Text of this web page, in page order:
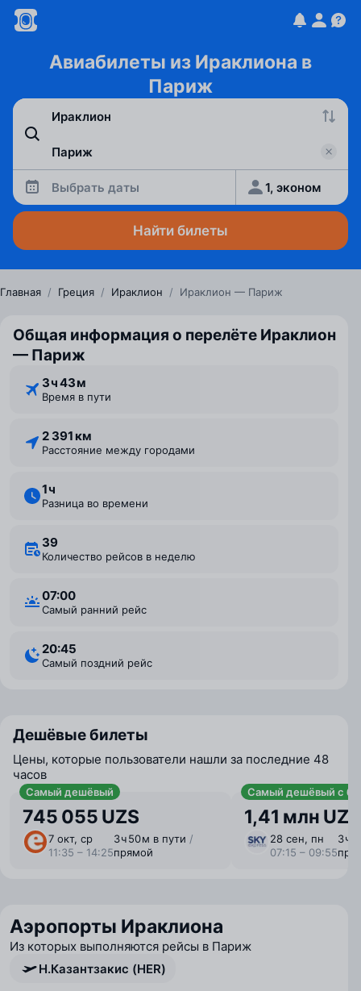
Авиабилеты из Ираклиона в
Париж
Выбрать даты 1, эконом
Найти билеты
Главная / Греция / Ираклион / Ираклион — Париж
Общая информация о перелёте Ираклион
— Париж
3 ⁠ч 43 ⁠м
Время в пути
2 391 км
Расстояние между городами
1 ⁠ч
Разница во времени
39
Количество рейсов в неделю
07:00
Самый ранний рейс
20:45
Самый поздний рейс
Дешёвые билеты
Цены, которые пользователи нашли за последние 48
часов
Самый дешёвый
745 055 UZS
7 окт, ср
11:35 – 14:25
3 ⁠ч 50 ⁠м в пути /
прямой
Самый дешёвый с
1,41 млн UZS
28 сен, пн
07:15 – 09:55
3 ⁠ч
Аэропорты Ираклиона
Из которых выполняются рейсы в Париж
Н.Казантзакис (HER)